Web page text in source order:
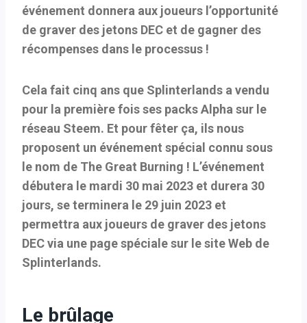
événement donnera aux joueurs l’opportunité
de graver des jetons DEC et de gagner des
récompenses dans le processus !
Cela fait cinq ans que Splinterlands a vendu
pour la première fois ses packs Alpha sur le
réseau Steem. Et pour fêter ça, ils nous
proposent un événement spécial connu sous
le nom de The Great Burning ! L’événement
débutera le mardi 30 mai 2023 et durera 30
jours, se terminera le 29 juin 2023 et
permettra aux joueurs de graver des jetons
DEC via une page spéciale sur le site Web de
Splinterlands.
Le brûlage